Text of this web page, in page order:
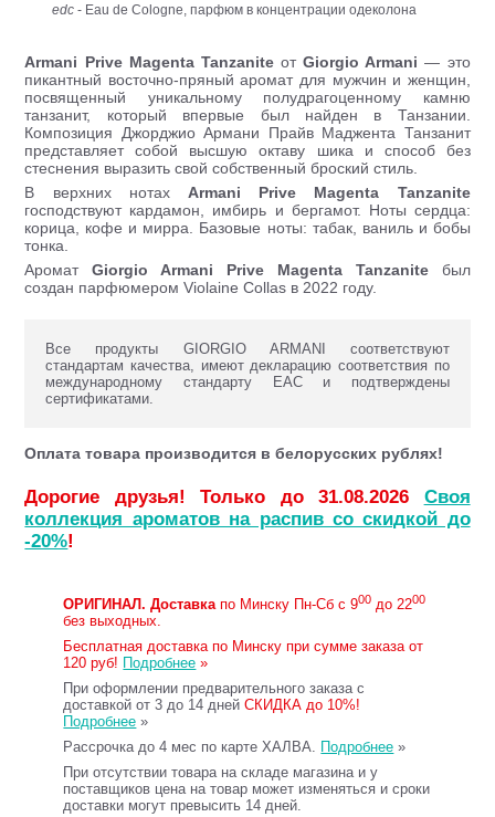
edc - Eau de Cologne, парфюм в концентрации одеколона
Armani Prive Magenta TanzaniteотGiorgio Armani — это
пикантный восточно-пряный аромат для мужчин и женщин,
посвященный уникальному полудрагоценному камню
танзанит, который впервые был найден в Танзании.
Композиция Джорджио Армани Прайв Маджента Танзанит
представляет собой высшую октаву шика и способ без
стеснения выразить свой собственный броский стиль.
В верхних нотах Armani Prive Magenta Tanzanite
господствуют кардамон, имбирь и бергамот. Ноты сердца:
корица, кофе и мирра. Базовые ноты: табак, ваниль и бобы
тонка.
АроматGiorgio Armani Prive Magenta Tanzaniteбыл
создан парфюмером Violaine Collas в 2022 году.
Все продукты GIORGIO ARMANI соответствуют
стандартам качества, имеют декларацию соответствия по
международному стандарту ЕАС и подтверждены
сертификатами.
Оплата товара производится в белорусских рублях!
Дорогие друзья! Только до 31.08.2026 Своя
коллекция ароматов на распив со скидкой до
-20%!
ОРИГИНАЛ. Доставкапо Минску Пн-Сб с 900 до 2200
без выходных.
Бесплатная доставка по Минску при сумме заказа от
120 руб! Подробнее »
При оформлении предварительного заказа с
доставкой от 3 до 14 днейСКИДКА до 10%!
Подробнее »
Рассрочка до 4 мес по карте ХАЛВА. Подробнее »
При отсутствии товара на складе магазина и у
поставщиков цена на товар может изменяться и сроки
доставки могут превысить 14 дней.